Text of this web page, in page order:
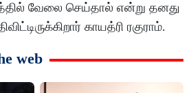
வேலை செய்தால் என்று தனது
காயத்ரி ரகுராம்.
web